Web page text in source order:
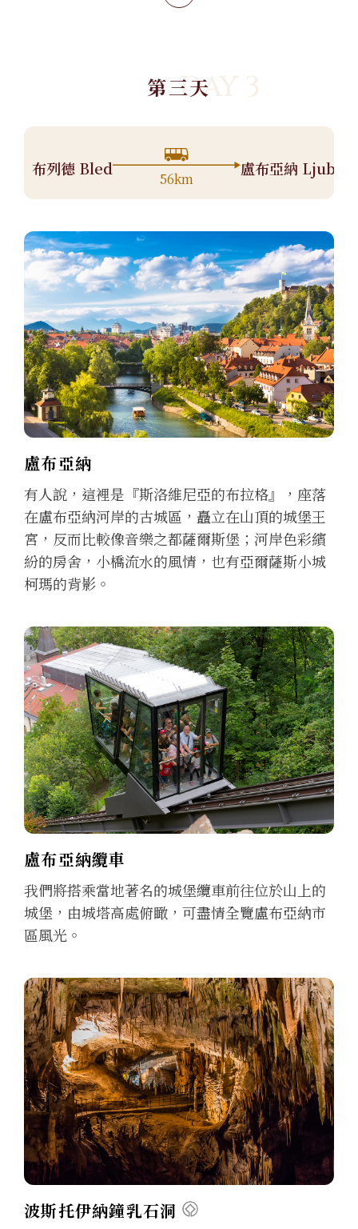
第三天DAY 3
布列德 Bled
56km
盧布亞納
盧布亞納
有人說，這裡是『斯洛維尼亞的布拉格』，座落
在盧布亞納河岸的古城區，矗立在山頂的城堡王
宮，反而比較像音樂之都薩爾斯堡；河岸色彩繽
紛的房舍，小橋流水的風情，也有亞爾薩斯小城
柯瑪的背影。
盧布亞納纜車
我們將搭乘當地著名的城堡纜車前往位於山上的
城堡，由城塔高處俯瞰，可盡情全覽盧布亞納市
區風光。
波斯托伊納鐘乳石洞